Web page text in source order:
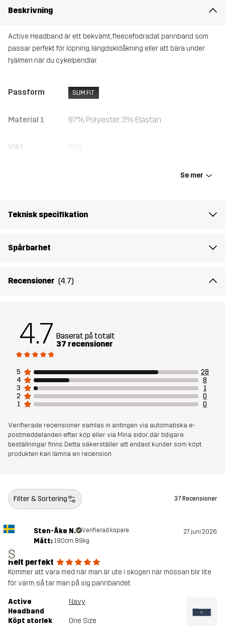
Beskrivning
Active Headband är ett bekvämt, fleecefodradat pannband som
passar perfekt för löpning, längdskidåkning eller att bära under
hjälmen när du cykelpendlar.
Passform SLIM FIT
Material 1 97% Polyester, 3% Elastan
Vikt 20g
Artikelnummer 10719_2001
Se mer
Teknisk specifikation
Spårbarhet
Recensioner (4.7)
4.7 Baserat på totalt
37 recensioner
5
28
4
8
3
1
2
0
1
0
Verifierade recensioner samlas in antingen via automatiska e-
postmeddelanden efter köp eller via Mina sidor, där tidigare
beställningar finns. Detta säkerställer att endast kunder som köpt
produkten kan lämna en recension
Filter & Sortering 37 Recensioner
S
Sten-Åke N. Verifierad köpare 27 juni 2026
Mått: 190cm, 89kg
Helt perfekt
Kommer att vara med när man är ute i skogen när mössan blir lite
för varm, så tar man på sig pannbandet
Active
Headband
Navy
Köpt storlek One Size